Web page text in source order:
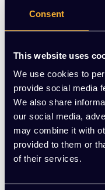
Consent
This website uses
We use cookies to
provide social media
We also share
our social media,
may combine it with
provided to them or
of their services.
kantoorinrichting,
kantoorinrichting.
dat je ons makkelijk kunt
Kantoorinrichting. Wil je
wil je dit graag uit
perfect voor jou.
Waar ben je
Weet je zelf niet zo
juist precies wat je